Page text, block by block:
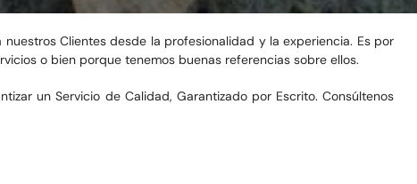
Clientes desde la profesionalidad y la experiencia. Es por
o bien porque tenemos buenas referencias sobre ellos.
un Servicio de Calidad, Garantizado por Escrito. Consúltenos